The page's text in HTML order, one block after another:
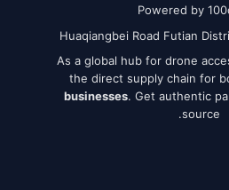
Powered by
Huaqiangbei Road Futian
As a global hub for drone
the direct supply chain for
businesses. Get authentic
source.